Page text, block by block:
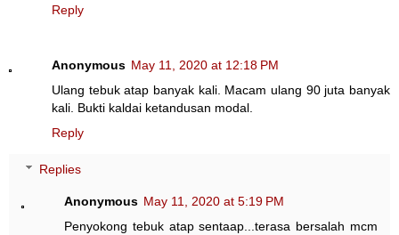
Reply
Anonymous May 11, 2020 at 12:18 PM
Ulang tebuk atap banyak kali. Macam ulang 90 juta banyak
kali. Bukti kaldai ketandusan modal.
Reply
Replies
Anonymous May 11, 2020 at 5:19 PM
Penyokong tebuk atap sentaap...terasa bersalah mcm